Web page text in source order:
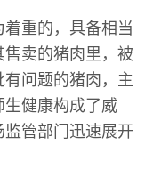
重的，具备相当
卖的猪肉里，被
问题的猪肉，主
生健康构成了威
管部门迅速展开